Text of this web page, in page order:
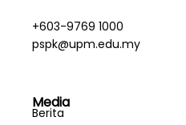
+603-9769 1000
pspk@upm.edu.my
Media
Berita